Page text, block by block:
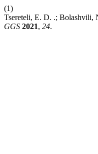
(1)
Tsereteli, E. D. .; Bolashvili,
GGS 2021, 24.